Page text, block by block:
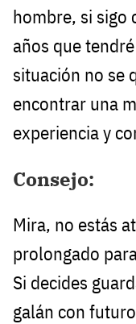
hombre, si sigo
años que
situación no se
encontrar una
experiencia y
Consejo:
Mira, no estás
prolongado
Si decides
galán con